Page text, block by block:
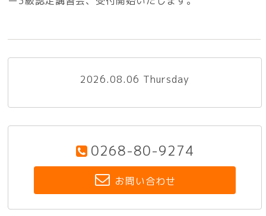
2026.08.06 Thursday
0268-80-9274
お問い合わせ